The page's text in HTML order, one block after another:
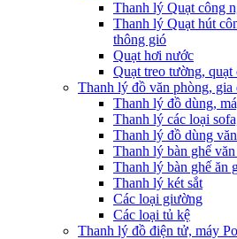
Thanh lý Quạt công
Thanh lý Quạt hút
thông gió
Quạt hơi nước
Quạt treo tường, quạt
Thanh lý đồ văn phòng, gia
Thanh lý đồ dùng,
Thanh lý các loại
Thanh lý đồ dùng
Thanh lý bàn ghế
Thanh lý bàn ghế ăn
Thanh lý két sắt
Các loại giường
Các loại tủ kệ
Thanh lý đồ điện tử, máy